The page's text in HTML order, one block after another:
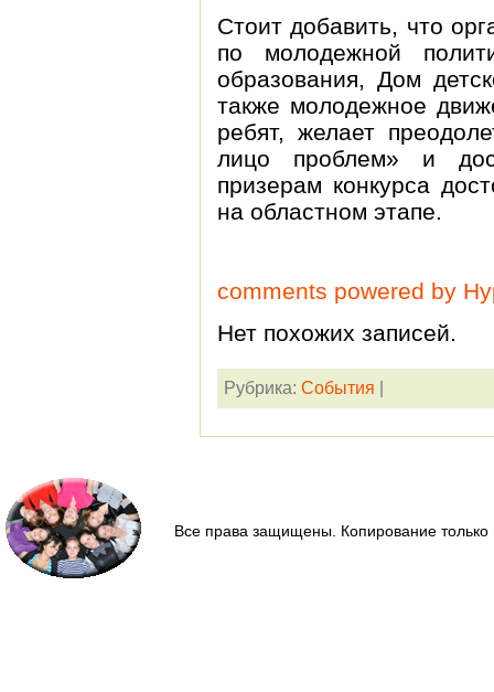
Стоит добавить, что
по молодежной
образования, Дом
также молодежное
ребят, желает
лицо проблем» и
призерам конкурса
на областном этапе.
comments powered by
Нет похожих записей.
Рубрика: События
Все права защищены. Копирование только